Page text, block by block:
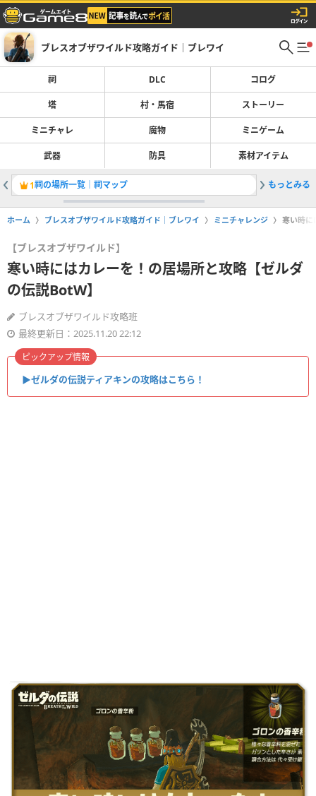
ブレスオブザワイルド攻略ガイド｜ブレワイ
祠 DLC コログ
塔 村・馬宿 ストーリー
ミニチャレ 魔物 ミニゲーム
武器 防具 素材アイテム
1祠の場所一覧｜祠マップ 2塔の場
もっとみる
ホーム ブレスオブザワイルド攻略ガイド｜ブレワイ ミニチャレンジ 寒い時に
【ブレスオブザワイルド】
寒い時にはカレーを！の居場所と攻略【ゼルダ
の伝説BotW】
ブレスオブザワイルド攻略班
最終更新日：2025.11.20 22:12
▶︎ゼルダの伝説ティアキンの攻略はこちら！
ピックアップ情報